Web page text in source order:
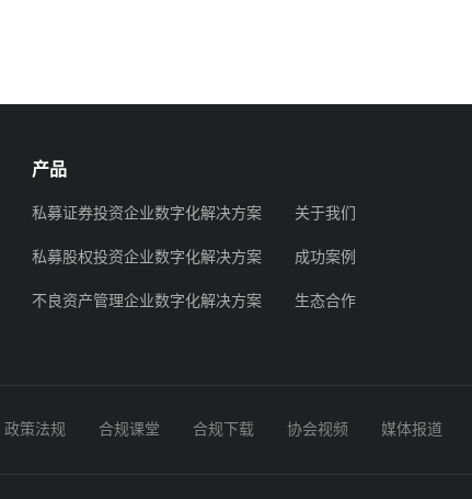
产品
私募证券投资企业数字化解决方案
私募股权投资企业数字化解决方案
不良资产管理企业数字化解决方案
关于我们
成功案例
生态合作
政策法规 合规课堂 合规下载 协会视频 媒体报道